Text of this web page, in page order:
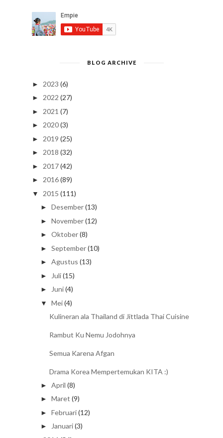
BLOG ARCHIVE
► 2023 (6)
► 2022 (27)
► 2021 (7)
► 2020(3)
► 2019 (25)
► 2018 (32)
► 2017(42)
► 2016(89)
▼ 2015 (111)
► Desember(13)
► November(12)
► Oktober(8)
► September(10)
► Agustus (13)
► Juli(15)
► Juni(4)
▼ Mei(4)
Kulineran ala Thailand di Jittlada Thai Cuisine
Rambut Ku Nemu Jodohnya
Semua Karena Afgan
Drama Korea Mempertemukan KITA :)
► April (8)
► Maret (9)
► Februari(12)
► Januari(3)